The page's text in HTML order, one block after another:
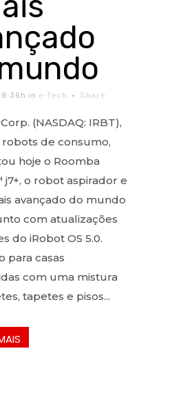
in e-Tech Share
(NASDAQ: IRBT),
de consumo,
hoje o Roomba
o robot aspirador e
avançado do mundo
com atualizações
do iRobot OS 5.0.
para casas
com uma mistura
tapetes e pisos...